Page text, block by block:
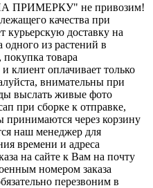
не привозим!
качества при
курьерскую доставку на
одного из растений в
покупка товара
оплачивает только
внимательны при
выслать живые фото
при сборке к отправке,
принимаются через корзину
наш менеджер для
времени и адреса
на сайте к Вам на почту
номером заказа
перезвоним в